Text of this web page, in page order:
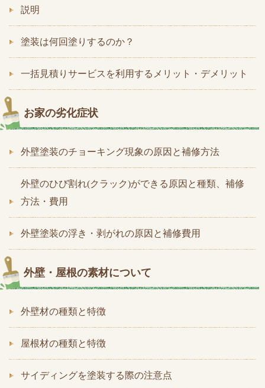
説明
塗装は何回塗りするのか？
一括見積りサービスを利用するメリット・デメリット
お家の劣化症状
外壁塗装のチョーキング現象の原因と補修方法
外壁のひび割れ(クラック)ができる原因と種類、補修
方法・費用
外壁塗装の浮き・剥がれの原因と補修費用
外壁・屋根の素材について
外壁材の種類と特徴
屋根材の種類と特徴
サイディングを塗装する際の注意点